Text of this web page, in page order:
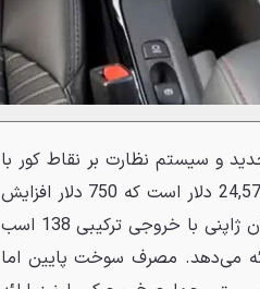
جدید و سیستم نظارت بر نقاط کور با
هشدار ترافیک عقب مجهز شده است. قیمت پایه این نسخه 24,575 دلار است که 750 دلار افزایش
نشان می‌دهد. موتور 1.8 لیتری چهار سیلندر هیبریدی این سدان ژاپنی با خروجی ترکیبی 138 اسب
کیلومتر را ارائه می‌دهد. مصرف سوخت پایین اما